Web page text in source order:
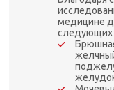
медицине
следующих